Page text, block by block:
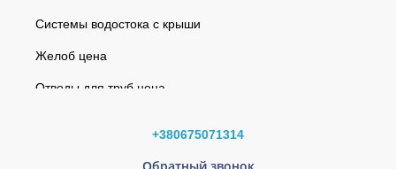
Системы водостока с крыши
Желоб цена
Отводы для труб цена
Заглушка желоба левая темно-коричневая 120мм GIZA
Труба водосточная 100 мм L=2 м (RAINWAY 130)
+380675071314